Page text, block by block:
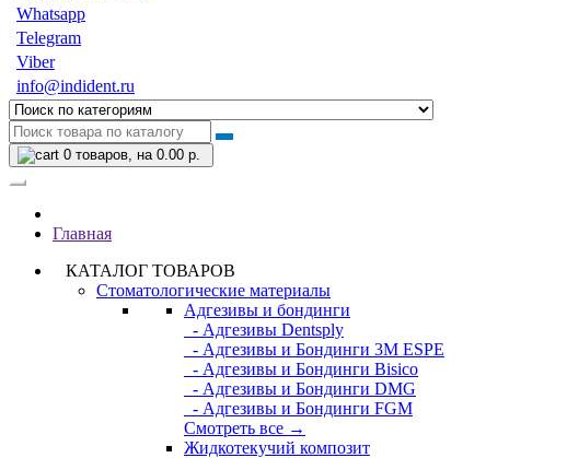
Whatsapp
Telegram
Viber
info@indident.ru
0 товаров, на 0.00 р.
Главная
КАТАЛОГ ТОВАРОВ
Стоматологические материалы
Адгезивы и бондинги
- Адгезивы Dentsply
- Адгезивы и Бондинги 3M ESPE
- Адгезивы и Бондинги Bisico
- Адгезивы и Бондинги DMG
- Адгезивы и Бондинги FGM
Смотреть все →
Жидкотекучий композит